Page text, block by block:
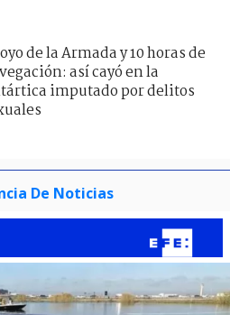
de la Armada y 10 horas de
así cayó en la
imputado por delitos
De Noticias